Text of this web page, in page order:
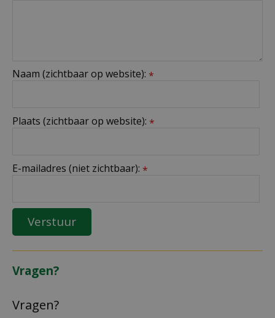
Naam (zichtbaar op website): *
Plaats (zichtbaar op website): *
E-mailadres (niet zichtbaar): *
Vragen?
Vragen?